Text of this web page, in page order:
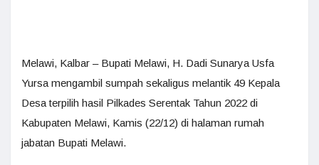
Melawi, Kalbar – Bupati Melawi, H. Dadi Sunarya Usfa
Yursa mengambil sumpah sekaligus melantik 49 Kepala
Desa terpilih hasil Pilkades Serentak Tahun 2022 di
Kabupaten Melawi, Kamis (22/12) di halaman rumah
jabatan Bupati Melawi.